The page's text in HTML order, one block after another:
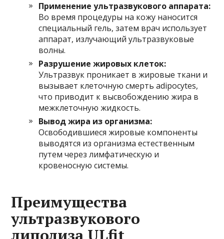
Применение ультразвукового аппарата:
Во время процедуры на кожу наносится
специальный гель, затем врач использует
аппарат, излучающий ультразвуковые
волны.
Разрушение жировых клеток:
Ультразвук проникает в жировые ткани и
вызывает клеточную смерть adipocytes,
что приводит к высвобождению жира в
межклеточную жидкость.
Вывод жира из организма:
Освободившиеся жировые компоненты
выводятся из организма естественным
путем через лимфатическую и
кровеносную системы.
Преимущества
ультразвукового